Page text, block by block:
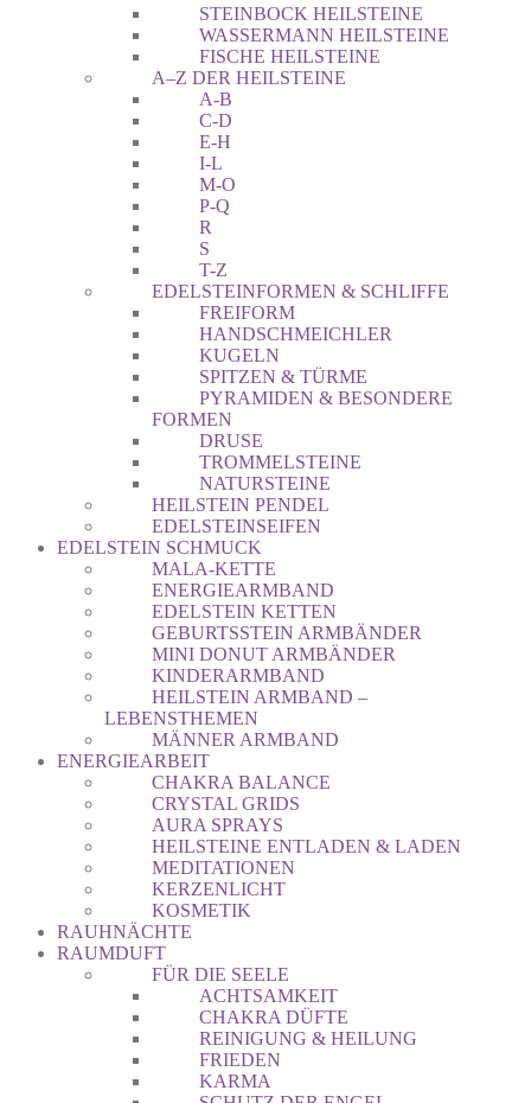
STEINBOCK HEILSTEINE
WASSERMANN HEILSTEINE
FISCHE HEILSTEINE
A–Z DER HEILSTEINE
A-B
C-D
E-H
I-L
M-O
P-Q
R
S
T-Z
EDELSTEINFORMEN & SCHLIFFE
FREIFORM
HANDSCHMEICHLER
KUGELN
SPITZEN & TÜRME
PYRAMIDEN & BESONDERE
FORMEN
DRUSE
TROMMELSTEINE
NATURSTEINE
HEILSTEIN PENDEL
EDELSTEINSEIFEN
EDELSTEIN SCHMUCK
MALA-KETTE
ENERGIEARMBAND
EDELSTEIN KETTEN
GEBURTSSTEIN ARMBÄNDER
MINI DONUT ARMBÄNDER
KINDERARMBAND
HEILSTEIN ARMBAND –
LEBENSTHEMEN
MÄNNER ARMBAND
ENERGIEARBEIT
CHAKRA BALANCE
CRYSTAL GRIDS
AURA SPRAYS
HEILSTEINE ENTLADEN & LADEN
MEDITATIONEN
KERZENLICHT
KOSMETIK
RAUHNÄCHTE
RAUMDUFT
FÜR DIE SEELE
ACHTSAMKEIT
CHAKRA DÜFTE
REINIGUNG & HEILUNG
FRIEDEN
KARMA